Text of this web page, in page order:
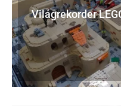
Világrekorder